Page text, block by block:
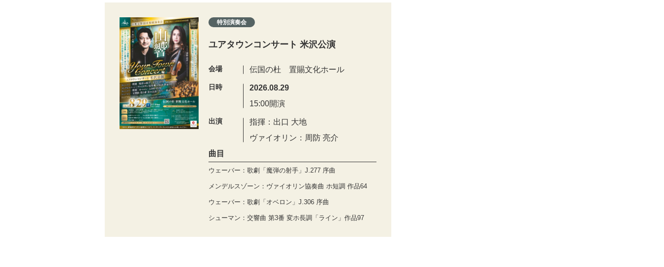
特別演奏会
ユアタウンコンサート 米沢公演
会場 伝国の杜 置賜文化ホール
日時
2026.08.29
15:00開演
出演
指揮：出口 大地
ヴァイオリン：周防 亮介
曲目
ウェーバー：歌劇「魔弾の射手」J.277 序曲
メンデルスゾーン：ヴァイオリン協奏曲 ホ短調 作品64
ウェーバー：歌劇「オベロン」J.306 序曲
シューマン：交響曲 第3番 変ホ長調「ライン」作品97